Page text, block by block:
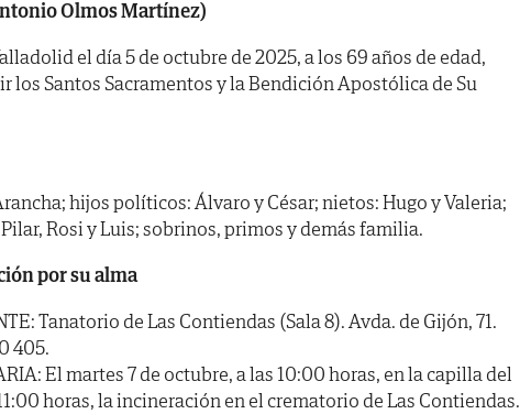
Olmos Martínez)
el día 5 de octubre de 2025, a los 69 años de edad,
los Santos Sacramentos y la Bendición Apostólica de Su
hijos políticos: Álvaro y César; nietos: Hugo y Valeria;
Rosi y Luis; sobrinos, primos y demás familia.
por su alma
Tanatorio de Las Contiendas (Sala 8). Avda. de Gijón, 71.
405.
El martes 7 de octubre, a las 10:00 horas, en la capilla del
horas, la incineración en el crematorio de Las Contiendas.